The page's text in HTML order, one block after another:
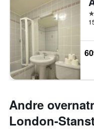
Andre
London-